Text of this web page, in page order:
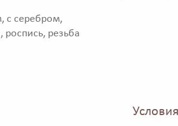
с серебром,
роспись, резьба